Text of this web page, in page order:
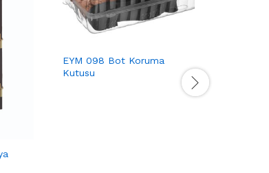
EYM 098 Bot Koruma
Kutusu